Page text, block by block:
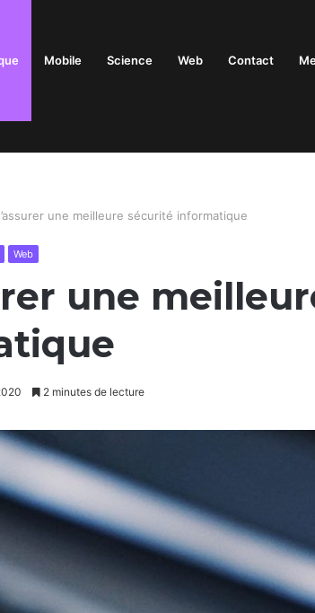
Mobile Science Web Contact
une meilleure sécurité informatique
Web
une
2 minutes de lecture